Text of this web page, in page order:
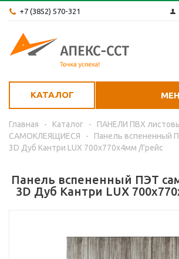
+7 (3852) 570-321
КАТАЛОГ
Главная - Каталог - ПАНЕЛИ ПВХ
САМОКЛЕЯЩИЕСЯ
-
Панель вспененный
3D Дуб Кантри LUX 700х770х4мм /Грейс
Панель вспененный ПЭТ
3D Дуб Кантри LUX